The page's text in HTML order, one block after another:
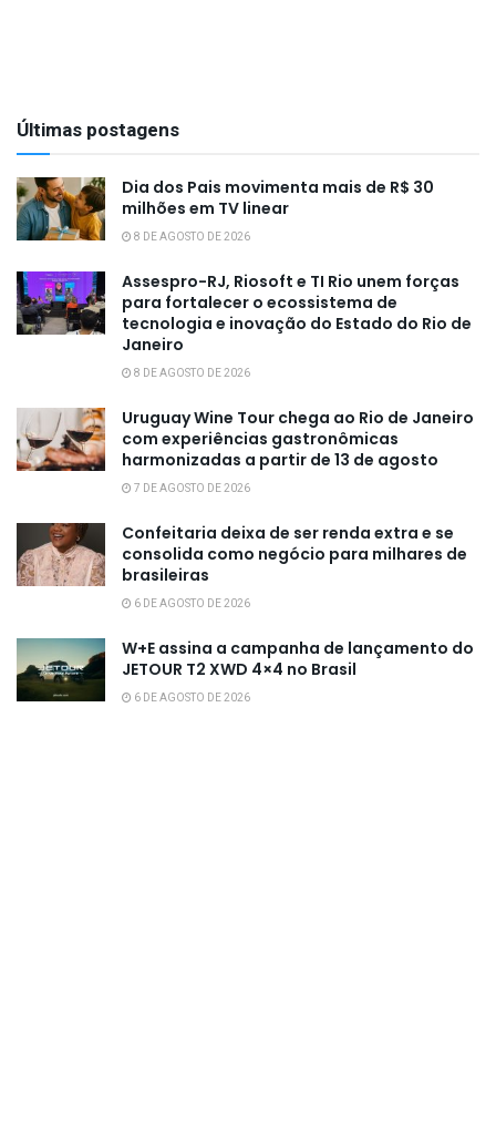
Últimas postagens
Dia dos Pais movimenta mais de R$ 30
milhões em TV linear
8 DE AGOSTO DE 2026
Assespro-RJ, Riosoft e TI Rio unem forças
para fortalecer o ecossistema de
tecnologia e inovação do Estado do Rio de
Janeiro
8 DE AGOSTO DE 2026
Uruguay Wine Tour chega ao Rio de Janeiro
com experiências gastronômicas
harmonizadas a partir de 13 de agosto
7 DE AGOSTO DE 2026
Confeitaria deixa de ser renda extra e se
consolida como negócio para milhares de
brasileiras
6 DE AGOSTO DE 2026
W+E assina a campanha de lançamento do
JETOUR T2 XWD 4×4 no Brasil
6 DE AGOSTO DE 2026